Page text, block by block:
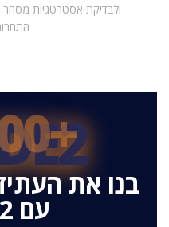
ולבדיקת אסטרטגיות מסחר
+42.000
בנו את
עם Trade2